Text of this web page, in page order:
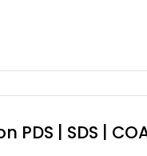
Unser ätherisches Öl
MwSt.)
| SDS | COA